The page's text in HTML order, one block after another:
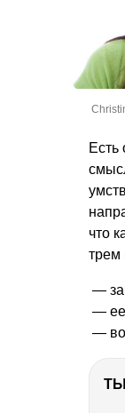
Есть
что
трем
—
— ее
—